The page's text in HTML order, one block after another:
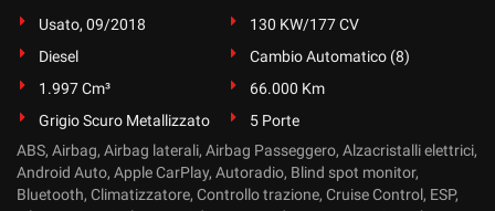
Usato, 09/2018
130 KW/177 CV
Diesel
Cambio Automatico (8)
1.997 Cm³
66.000 Km
Grigio Scuro Metallizzato
5 Porte
ABS, Airbag, Airbag laterali, Airbag Passeggero, Alzacristalli elettrici,
Android Auto, Apple CarPlay, Autoradio, Blind spot monitor,
Bluetooth, Climatizzatore, Controllo trazione, Cruise Control, ESP,